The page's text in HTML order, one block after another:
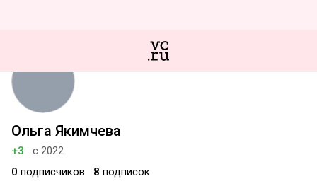
Ольга Якимчева
+3
с 2022
0 подписчиков 8 подписок